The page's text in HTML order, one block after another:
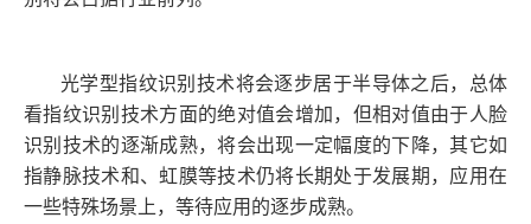
光学型指纹识别技术将会逐步居于半导体之后，总体
看指纹识别技术方面的绝对值会增加，但相对值由于人脸
识别技术的逐渐成熟，将会出现一定幅度的下降，其它如
指静脉技术和、虹膜等技术仍将长期处于发展期，应用在
一些特殊场景上，等待应用的逐步成熟。